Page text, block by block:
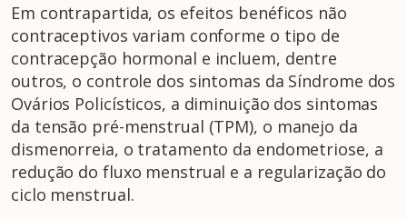
Em contrapartida, os efeitos benéficos não
contraceptivos variam conforme o tipo de
contracepção hormonal e incluem, dentre
outros, o controle dos sintomas da Síndrome dos
Ovários Policísticos, a diminuição dos sintomas
da tensão pré-menstrual (TPM), o manejo da
dismenorreia, o tratamento da endometriose, a
redução do fluxo menstrual e a regularização do
ciclo menstrual.